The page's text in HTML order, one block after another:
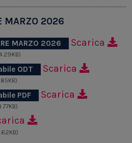
MARZO 2026
MARZO 2026 Scarica
ODT Scarica
PDF Scarica